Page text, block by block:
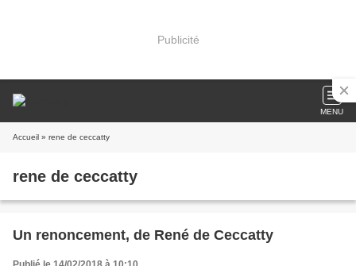
Publicité
MENU
Accueil » rene de ceccatty
rene de ceccatty
Un renoncement, de René de Ceccatty